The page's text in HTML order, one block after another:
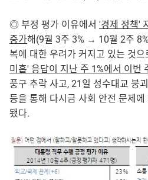
◎ 부정 평가 이유에서 '경제 정책'
증가해(9월 3주 3% → 10월 2주
복에 대한 우려가 커지고 있는 것으
미흡' 응답이 지난 주 1%에서 이번
풍구 추락 사고, 21일 성수대교 붕
등을 통해 다시금 사회 안전 문제
됐다.